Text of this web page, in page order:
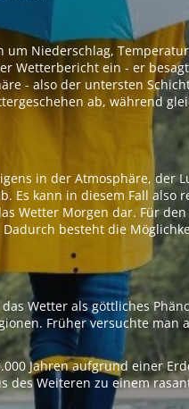
Niederschlag,
Wetterbericht ein - er besagt
- also der untersten
ab, während
in der Atmosphäre, der
Es kann in diesem Fall also
Wetter Morgen dar. Für
besteht die
Wetter als göttliches
Früher versuchte man
Jahren aufgrund einer
des Weiteren zu einem